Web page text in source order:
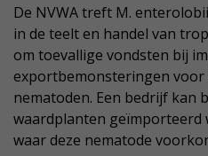
De NVWA treft M.
in de teelt en handel van
om toevallige vondsten bij
exportbemonsteringen
nematoden. Een bedrijf kan
waardplanten geïmporteerd
waar deze nematode